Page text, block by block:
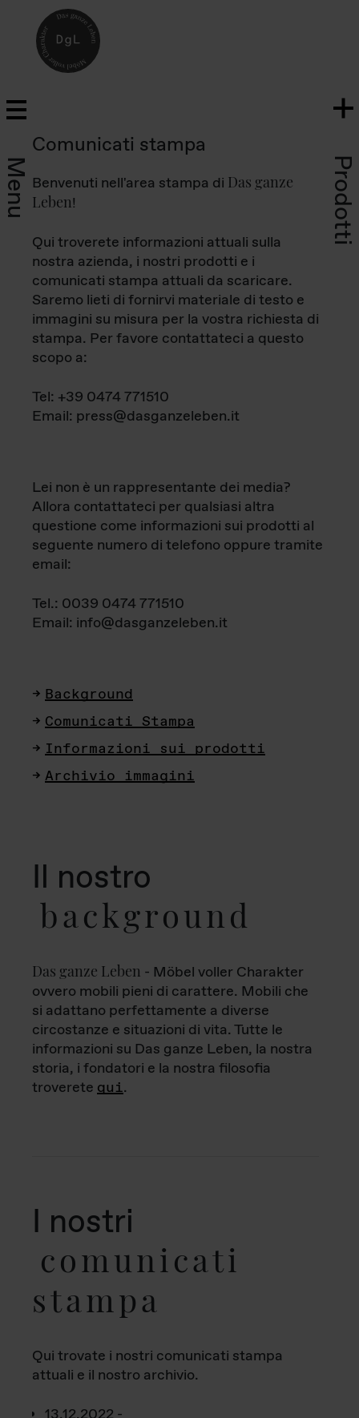
Menu Prodotti
Comunicati stampa
Benvenuti nell'area stampa di Das ganze
Leben!
Qui troverete informazioni attuali sulla
nostra azienda, i nostri prodotti e i
comunicati stampa attuali da scaricare.
Saremo lieti di fornirvi materiale di testo e
immagini su misura per la vostra richiesta di
stampa. Per favore contattateci a questo
scopo a:
Tel: +39 0474 771510
Email: press@dasganzeleben.it
Lei non è un rappresentante dei media?
Allora contattateci per qualsiasi altra
questione come informazioni sui prodotti al
seguente numero di telefono oppure tramite
email:
Tel.: 0039 0474 771510
Email: info@dasganzeleben.it
Background
Comunicati Stampa
Informazioni sui prodotti
Archivio immagini
Il nostro
background
Das ganze Leben - Möbel voller Charakter
ovvero mobili pieni di carattere. Mobili che
si adattano perfettamente a diverse
circostanze e situazioni di vita. Tutte le
informazioni su Das ganze Leben, la nostra
storia, i fondatori e la nostra filosofia
troverete qui.
I nostri
comunicati
stampa
Qui trovate i nostri comunicati stampa
attuali e il nostro archivio.
13.12.2022 -